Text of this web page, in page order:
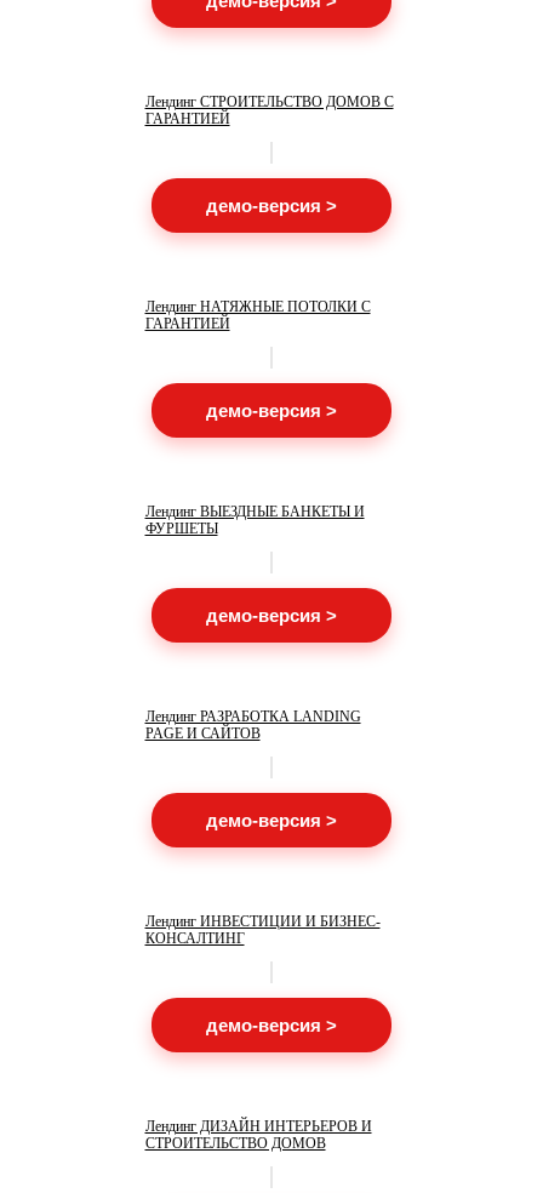
Лендинг СТРОИТЕЛЬСТВО ДОМОВ С
ГАРАНТИЕЙ
демо-версия >
Лендинг НАТЯЖНЫЕ ПОТОЛКИ С
ГАРАНТИЕЙ
демо-версия >
Лендинг ВЫЕЗДНЫЕ БАНКЕТЫ И
ФУРШЕТЫ
демо-версия >
Лендинг РАЗРАБОТКА LANDING
PAGE И САЙТОВ
демо-версия >
Лендинг ИНВЕСТИЦИИ И БИЗНЕС-
КОНСАЛТИНГ
демо-версия >
Лендинг ДИЗАЙН ИНТЕРЬЕРОВ И
СТРОИТЕЛЬСТВО ДОМОВ